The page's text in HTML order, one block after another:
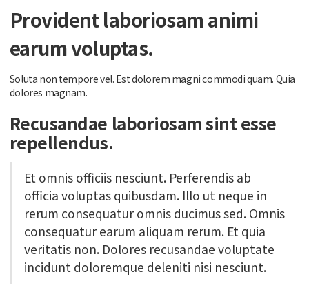
Provident laboriosam animi
earum voluptas.
Soluta non tempore vel. Est dolorem magni commodi quam. Quia
dolores magnam.
Recusandae laboriosam sint esse
repellendus.
Et omnis officiis nesciunt. Perferendis ab
officia voluptas quibusdam. Illo ut neque in
rerum consequatur omnis ducimus sed. Omnis
consequatur earum aliquam rerum. Et quia
veritatis non. Dolores recusandae voluptate
incidunt doloremque deleniti nisi nesciunt.